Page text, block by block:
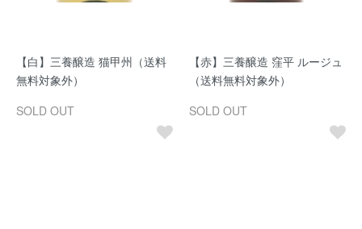
【白】三養醸造 猫甲州（送料
無料対象外）
SOLD OUT
【赤】三養醸造 窪平 ルージュ
（送料無料対象外）
SOLD OUT